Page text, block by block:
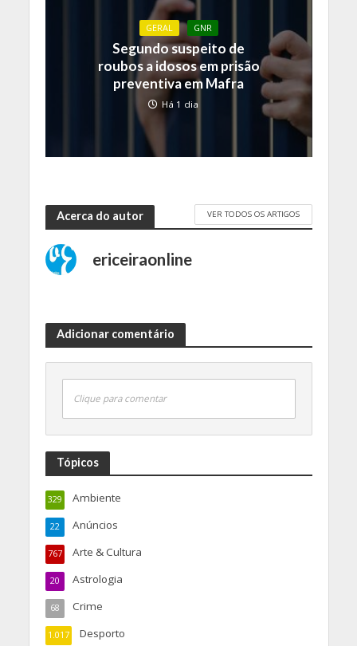
GERAL GNR
Segundo suspeito de
roubos a idosos em prisão
preventiva em Mafra
Há 1 dia
Acerca do autor VER TODOS OS ARTIGOS
ericeiraonline
Adicionar comentário
Clique para comentar
Tópicos
Ambiente
329
Anúncios
22
Arte & Cultura
767
Astrologia
20
Crime
68
Desporto
1.017